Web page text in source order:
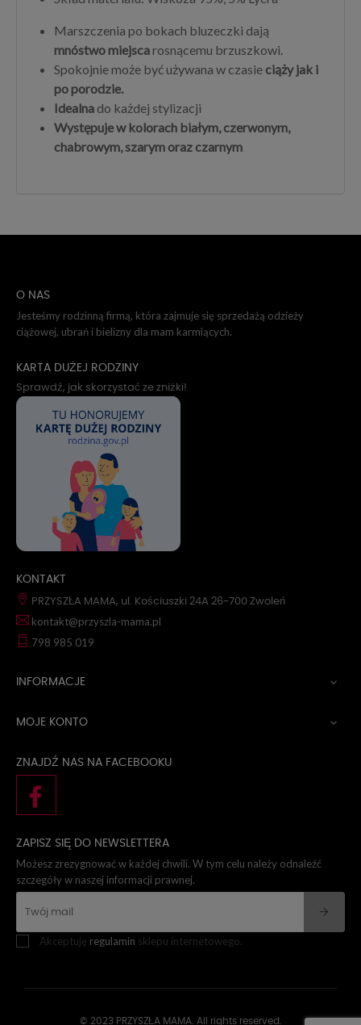
Marszczenia po bokach bluzeczki dają
mnóstwo miejscarosnącemu brzuszkowi.
Spokojnie może być używana w czasie ciąży jak i
po porodzie.
Idealna do każdej stylizacji
Występuje w kolorach białym, czerwonym,
chabrowym, szarym oraz czarnym
O NAS
Jesteśmy rodzinną firmą, która zajmuje się sprzedażą odzieży
ciążowej, ubrań i bielizny dla mam karmiących.
KARTA DUŻEJ RODZINY
Sprawdź, jak skorzystać ze zniżki!
KONTAKT
PRZYSZŁA MAMA, ul. Kościuszki 24A 26-700 Zwoleń
kontakt@przyszla-mama.pl
798 985 019
INFORMACJE 
MOJE KONTO 
ZNAJDŹ NAS NA FACEBOOKU
ZAPISZ SIĘ DO NEWSLETTERA
Możesz zrezygnować w każdej chwili. W tym celu należy odnaleźć
szczegóły w naszej informacji prawnej.
Akceptuję regulamin sklepu internetowego.
© 2023 PRZYSZŁA MAMA. All rights reserved.